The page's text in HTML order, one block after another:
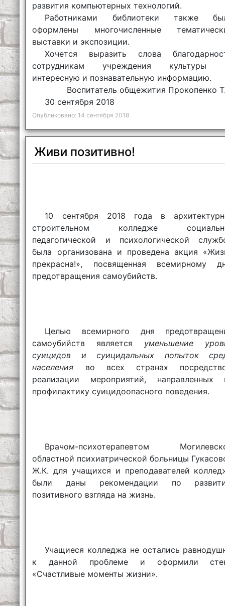
развития компьютерных технологий.
Работниками библиотеки также
оформлены многочисленные
выставки и экспозиции.
Хочется выразить слова
сотрудникам учреждения культуры
интересную и познавательную информацию.
Воспитатель общежития Прокопенко
30 сентября 2018
Опубликовано: 14 сентября 2018
Живи позитивно!
10 сентября 2018 года в
строительном колледже
педагогической и психологической
была организована и проведена акция
прекрасна!», посвященная всемирному
предотвращения самоубийств.
Целью всемирного дня
самоубийств является уменьшение
суицидов и суицидальных попыток
населения во всех странах
реализации мероприятий, направленных
профилактику суицидоопасного поведения.
Врачом-психотерапевтом
областной психиатрической больницы
Ж.К. для учащихся и преподавателей
были даны рекомендации по
позитивного взгляда на жизнь.
Учащиеся колледжа не остались
к данной проблеме и оформили
«Счастливые моменты жизни».